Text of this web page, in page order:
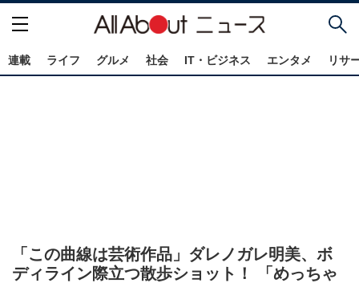
連載 ライフ グルメ 社会 IT・ビジネス エンタメ リサ
「この曲線は芸術作品」ダレノガレ明美、ボ
ディライン際立つ散歩ショット！ 「めっちゃ